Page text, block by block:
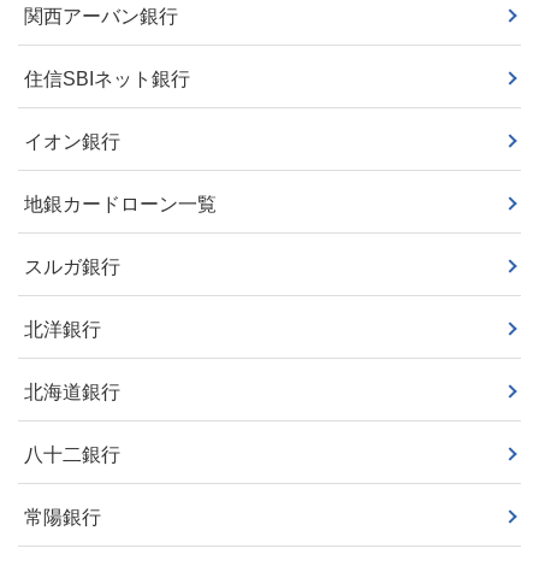
関西アーバン銀行
住信SBIネット銀行
イオン銀行
地銀カードローン一覧
スルガ銀行
北洋銀行
北海道銀行
八十二銀行
常陽銀行